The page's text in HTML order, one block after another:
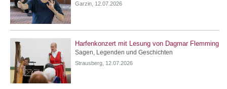
Garzin, 12.07.2026
Harfenkonzert mit Lesung von Dagmar Flemming
Sagen, Legenden und Geschichten
Strausberg, 12.07.2026